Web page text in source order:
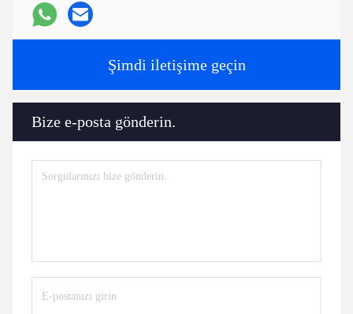
Şimdi iletişime geçin
Bize e-posta gönderin.